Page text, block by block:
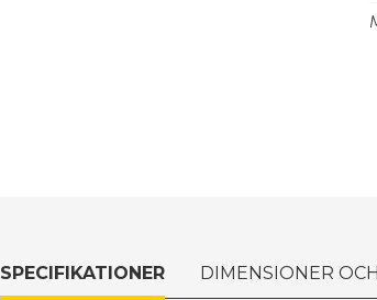
SPECIFIKATIONER DIMENSIONER